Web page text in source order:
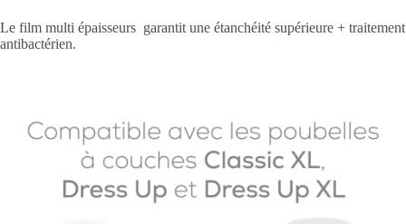
Le film multi épaisseurs garantit une étanchéité supérieure + traitement
antibactérien.